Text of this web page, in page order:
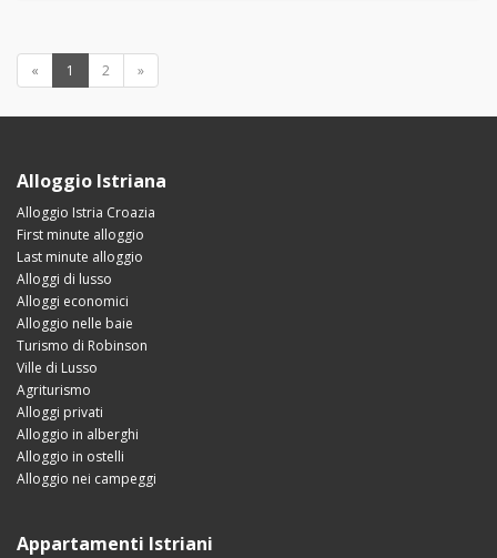
« 1 2 »
Alloggio Istriana
Alloggio Istria Croazia
First minute alloggio
Last minute alloggio
Alloggi di lusso
Alloggi economici
Alloggio nelle baie
Turismo di Robinson
Ville di Lusso
Agriturismo
Alloggi privati
Alloggio in alberghi
Alloggio in ostelli
Alloggio nei campeggi
Appartamenti Istriani